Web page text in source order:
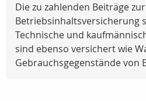
Die zu zahlenden Beiträge zur
Betriebsinhaltsversicherung
Technische und
sind ebenso versichert wie
Gebrauchsgegenstände von